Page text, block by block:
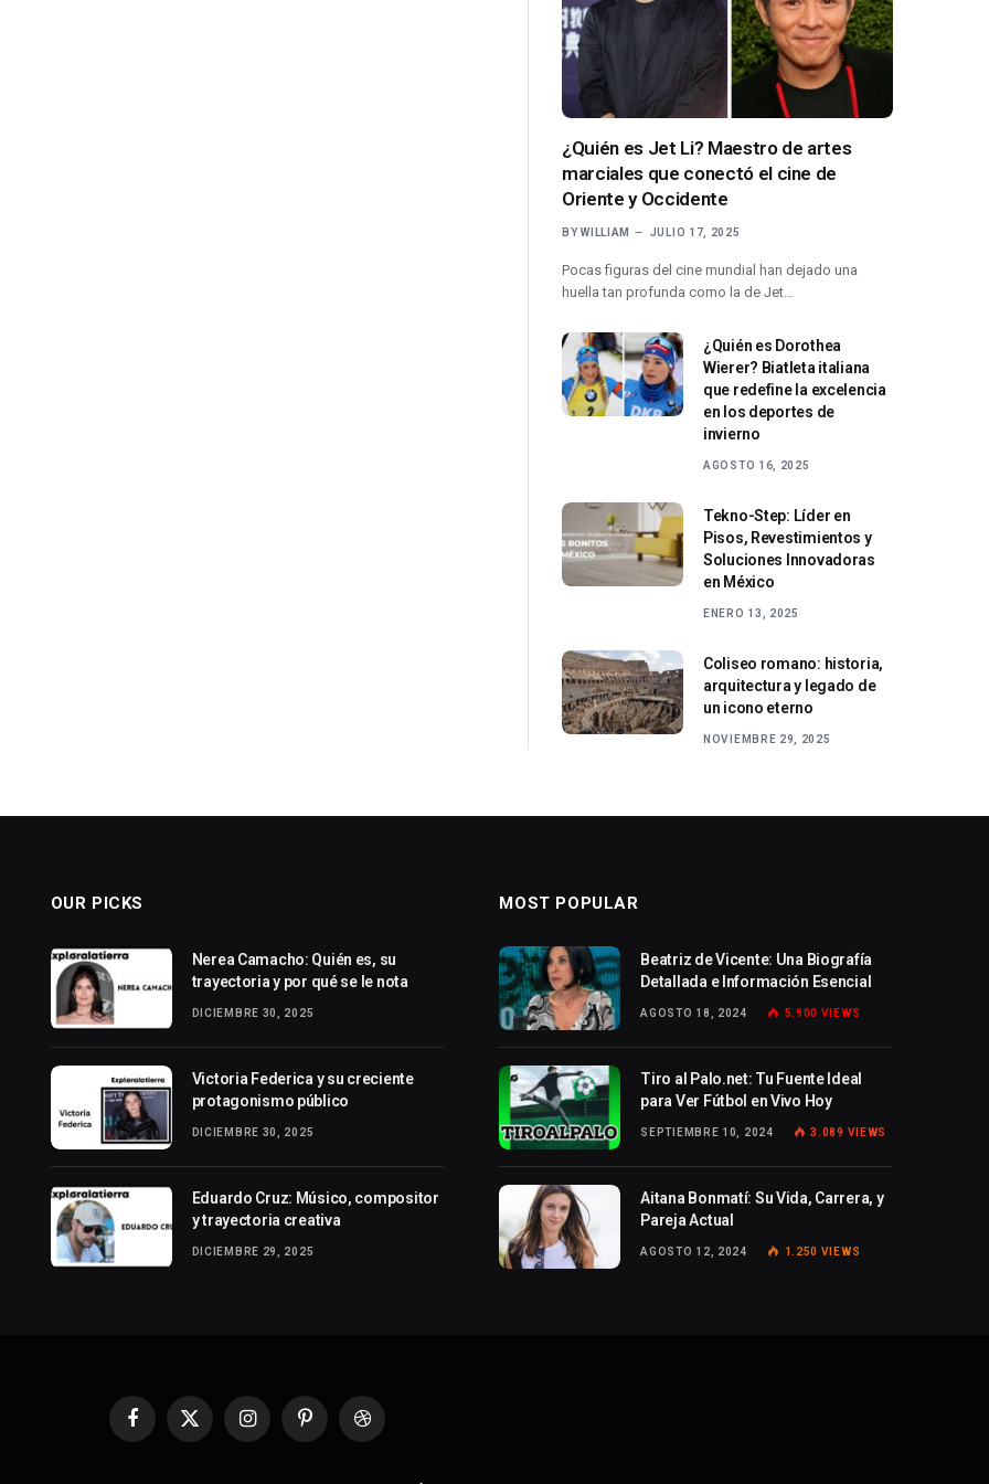
¿Quién es Jet Li? Maestro de artes
marciales que conectó el cine de
Oriente y Occidente
BY WILLIAM JULIO 17, 2025
Pocas figuras del cine mundial han dejado una
huella tan profunda como la de Jet…
¿Quién es Dorothea
Wierer? Biatleta italiana
que redefine la excelencia
en los deportes de
invierno
AGOSTO 16, 2025
Tekno-Step: Líder en
Pisos, Revestimientos y
Soluciones Innovadoras
en México
ENERO 13, 2025
Coliseo romano: historia,
arquitectura y legado de
un icono eterno
NOVIEMBRE 29, 2025
OUR PICKS
Nerea Camacho: Quién es, su
trayectoria y por qué se le nota
DICIEMBRE 30, 2025
Victoria Federica y su creciente
protagonismo público
DICIEMBRE 30, 2025
Eduardo Cruz: Músico, compositor
y trayectoria creativa
DICIEMBRE 29, 2025
MOST POPULAR
Beatriz de Vicente: Una Biografía
Detallada e Información Esencial
AGOSTO 18, 2024 5.900 VIEWS
Tiro al Palo.net: Tu Fuente Ideal
para Ver Fútbol en Vivo Hoy
SEPTIEMBRE 10, 2024 3.089 VIEWS
Aitana Bonmatí: Su Vida, Carrera, y
Pareja Actual
AGOSTO 12, 2024 1.250 VIEWS
Facebook
X
InstagramPinterestDribbble